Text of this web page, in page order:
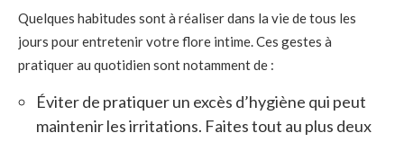
Quelques habitudes sont à réaliser dans la vie de tous les
jours pour entretenir votre flore intime. Ces gestes à
pratiquer au quotidien sont notamment de :
Éviter de pratiquer un excès d’hygiène qui peut
maintenir les irritations. Faites tout au plus deux